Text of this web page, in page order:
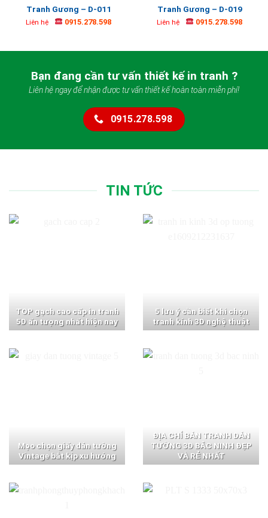
Tranh Gương – D-011
Liên hệ 0915.278.598
Tranh Gương – D-019
Liên hệ 0915.278.598
Bạn đang cần tư vấn thiết kế in tranh ?
Liên hệ ngay để nhận được tư vấn thiết kế hoàn toàn miễn phí!
0915.278.598
TIN TỨC
TOP gạch cao cấp in tranh
5D ấn tượng nhất hiện nay
5 lưu ý cần biết khi chọn
tranh kính 3D nghệ thuật
Mẹo chọn giấy dán tường
Vintage bắt kịp xu hướng
ĐỊA CHỈ BÁN TRANH DÁN
TƯỜNG 3D BẮC NINH ĐẸP
VÀ RẺ NHẤT